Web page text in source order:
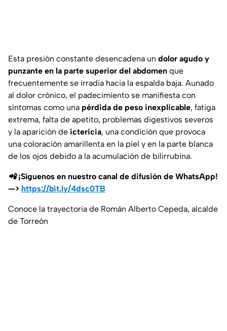
Esta presión constante desencadena un dolor agudo y
punzante en la parte superior del abdomen que
frecuentemente se irradia hacia la espalda baja. Aunado
al dolor crónico, el padecimiento se manifiesta con
síntomas como una pérdida de peso inexplicable, fatiga
extrema, falta de apetito, problemas digestivos severos
y la aparición de ictericia, una condición que provoca
una coloración amarillenta en la piel y en la parte blanca
de los ojos debido a la acumulación de bilirrubina.
📲 ¡Síguenos en nuestro canal de difusión de WhatsApp!
—> https://bit.ly/4dsc0TB
Conoce la trayectoria de Román Alberto Cepeda, alcalde
de Torreón